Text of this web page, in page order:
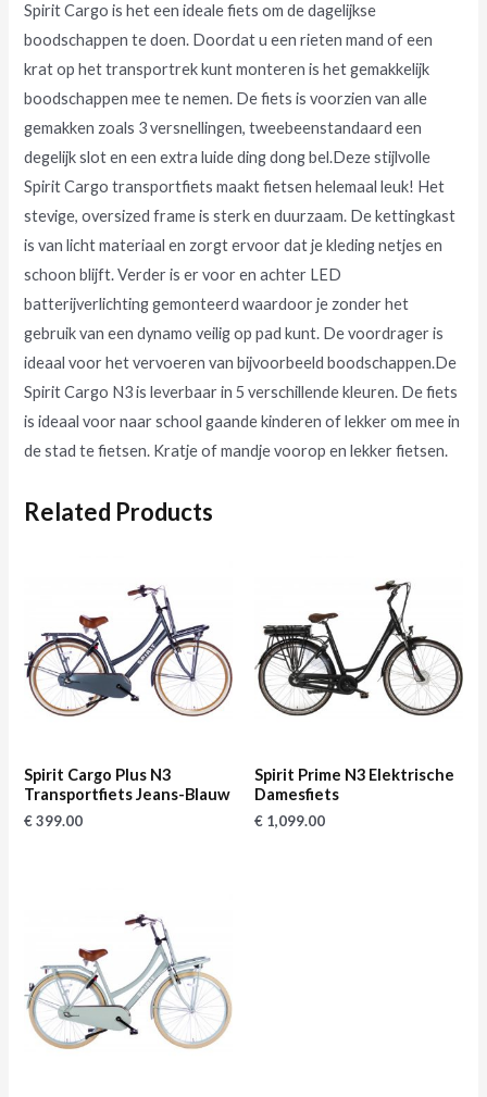
Spirit Cargo is het een ideale fiets om de dagelijkse
boodschappen te doen. Doordat u een rieten mand of een
krat op het transportrek kunt monteren is het gemakkelijk
boodschappen mee te nemen. De fiets is voorzien van alle
gemakken zoals 3 versnellingen, tweebeenstandaard een
degelijk slot en een extra luide ding dong bel.Deze stijlvolle
Spirit Cargo transportfiets maakt fietsen helemaal leuk! Het
stevige, oversized frame is sterk en duurzaam. De kettingkast
is van licht materiaal en zorgt ervoor dat je kleding netjes en
schoon blijft. Verder is er voor en achter LED
batterijverlichting gemonteerd waardoor je zonder het
gebruik van een dynamo veilig op pad kunt. De voordrager is
ideaal voor het vervoeren van bijvoorbeeld boodschappen.De
Spirit Cargo N3 is leverbaar in 5 verschillende kleuren. De fiets
is ideaal voor naar school gaande kinderen of lekker om mee in
de stad te fietsen. Kratje of mandje voorop en lekker fietsen.
Related Products
Spirit Cargo Plus N3
Transportfiets Jeans-Blauw
€399.00
Spirit Prime N3 Elektrische
Damesfiets
€ 1,099.00